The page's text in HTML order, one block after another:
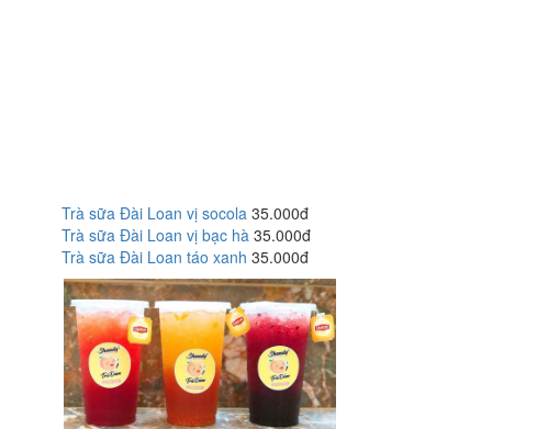
Trà sữa Đài Loan vị socola 35.000đ
Trà sữa Đài Loan vị bạc hà 35.000đ
Trà sữa Đài Loan táo xanh 35.000đ